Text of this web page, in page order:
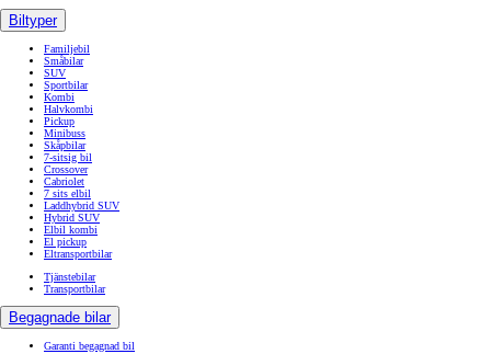
Biltyper
Familjebil
Småbilar
SUV
Sportbilar
Kombi
Halvkombi
Pickup
Minibuss
Skåpbilar
7-sitsig bil
Crossover
Cabriolet
7 sits elbil
Laddhybrid SUV
Hybrid SUV
Elbil kombi
El pickup
Eltransportbilar
Tjänstebilar
Transportbilar
Begagnade bilar
Garanti begagnad bil